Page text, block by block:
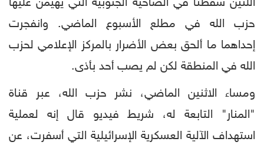
حزب الله في مطلع الأسبوع الماضي. وانفجرت
إحداهما ما ألحق بعض الأضرار بالمركز الإعلامي لحزب
الله في المنطقة لكن لم يصب أحد بأذى.
ومساء الاثنين الماضي، نشر حزب الله، عبر قناة
"المنار" التابعة له، شريط فيديو قال إنه لعملية
استهداف الآلية العسكرية الإسرائيلية التي أسفرت، عن